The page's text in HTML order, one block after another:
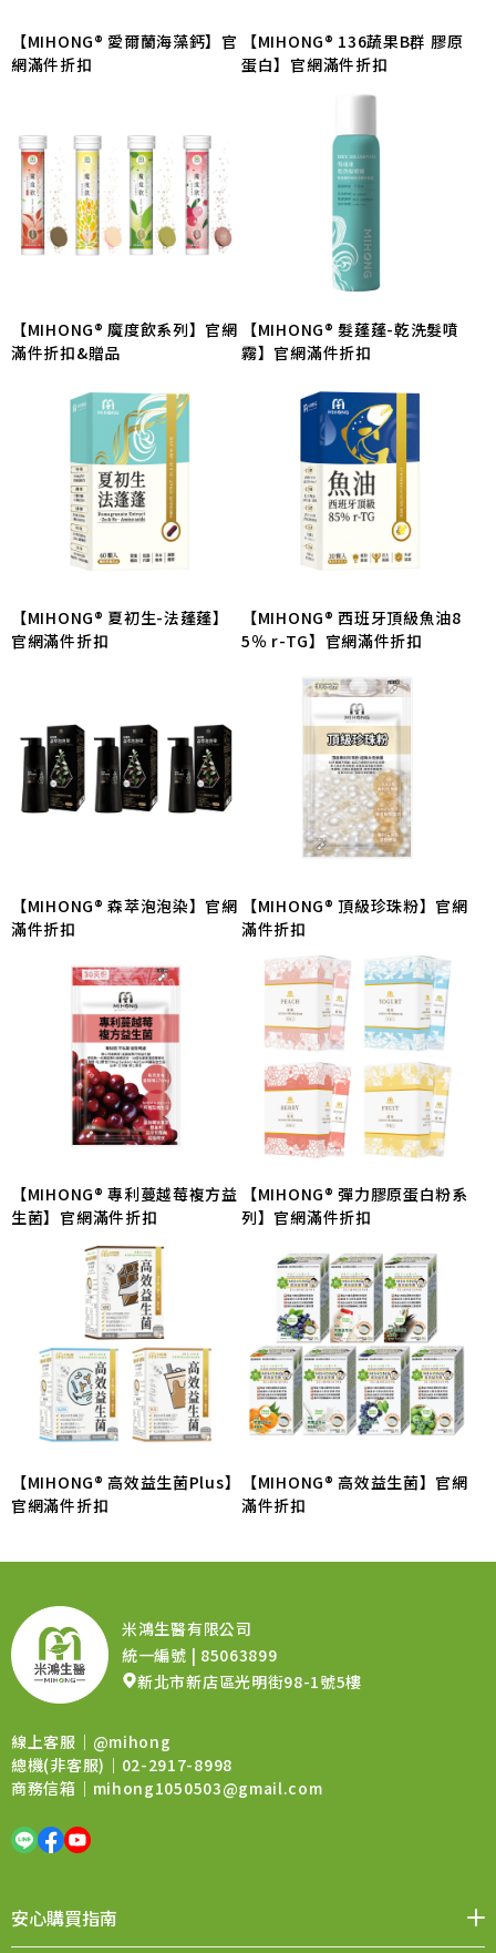
【MIHONG® 愛爾蘭海藻鈣】官
網滿件折扣
【MIHONG® 136蔬果B群 膠原
蛋白】官網滿件折扣
【MIHONG® 魔度飲系列】官網
滿件折扣&贈品
【MIHONG® 髮蓬蓬-乾洗髮噴
霧】官網滿件折扣
【MIHONG® 夏初生-法蓬蓬】
官網滿件折扣
【MIHONG® 西班牙頂級魚油8
5％ r-TG】官網滿件折扣
【MIHONG® 森萃泡泡染】官網
滿件折扣
【MIHONG® 頂級珍珠粉】官網
滿件折扣
【MIHONG® 專利蔓越莓複方益
生菌】官網滿件折扣
【MIHONG® 彈力膠原蛋白粉系
列】官網滿件折扣
【MIHONG® 高效益生菌Plus】
官網滿件折扣
【MIHONG® 高效益生菌】官網
滿件折扣
線上客服｜ @mihong
總機(非客服)｜02-2917-8998
商務信箱｜ mihong1050503@gmail.com
米鴻生醫有限公司
統一編號 | 85063899
新北市新店區光明街98-1號5樓
安心購買指南